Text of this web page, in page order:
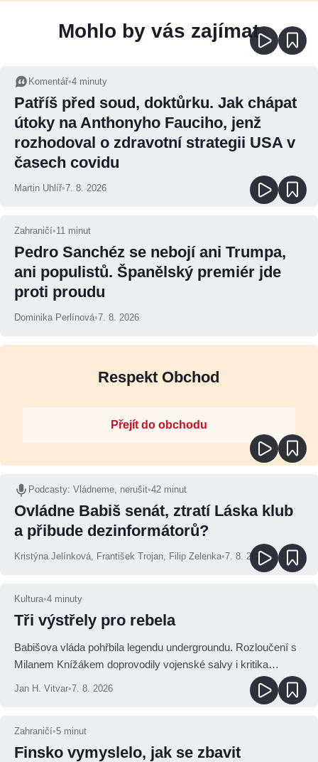
Mohlo by vás zajímat
Komentář•4 minuty
Patříš před soud, doktůrku. Jak chápat
útoky na Anthonyho Fauciho, jenž
rozhodoval o zdravotní strategii USA v
časech covidu
Martin Uhlíř•7. 8. 2026
Zahraničí•11 minut
Pedro Sanchéz se nebojí ani Trumpa,
ani populistů. Španělský premiér jde
proti proudu
Dominika Perlínová•7. 8. 2026
Respekt Obchod
Přejít do obchodu
Podcasty: Vládneme, nerušit•42 minut
Ovládne Babiš senát, ztratí Láska klub
a přibude dezinformátorů?
Kristýna Jelínková, František Trojan, Filip Zelenka•7. 8. 2026
Kultura•4 minuty
Tři výstřely pro rebela
Babišova vláda pohřbila legendu undergroundu. Rozloučení s
Milanem Knížákem doprovodily vojenské salvy i kritika
Jan H. Vitvar•7. 8. 2026
Zahraničí•5 minut
Finsko vymyslelo, jak se zbavit